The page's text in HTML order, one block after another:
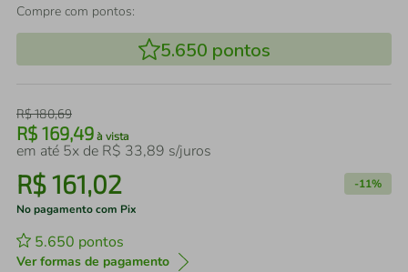
Compre com pontos:
5.650 pontos
R$180,69
R$ 169,49 à vista
em até 5x de R$ 33,89 s/juros
R$161,02 -11%
No pagamento com Pix
5.650 pontos
Ver formas de pagamento